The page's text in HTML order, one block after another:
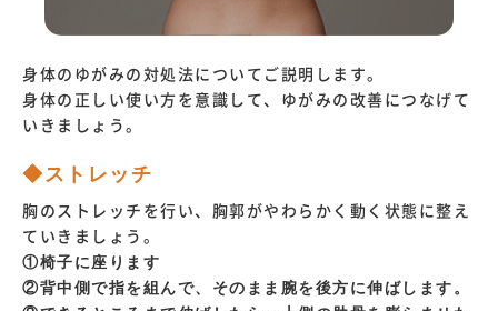
身体のゆがみの対処法についてご説明します。
身体の正しい使い方を意識して、ゆがみの改善につなげて
いきましょう。
◆ストレッチ
胸のストレッチを行い、胸郭がやわらかく動く状態に整え
ていきましょう。
①椅子に座ります
②背中側で指を組んで、そのまま腕を後方に伸ばします。